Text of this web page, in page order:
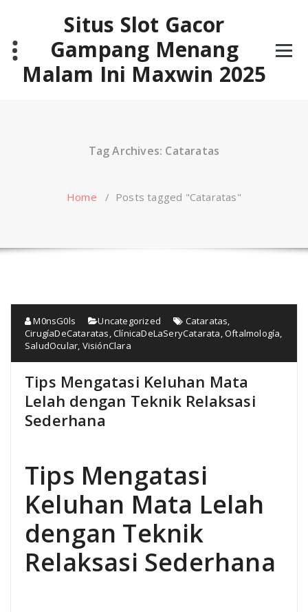
Situs Slot Gacor
Gampang Menang
Malam Ini Maxwin 2025
Tag Archives: Cataratas
Home / Posts tagged "Cataratas"
M0nsG0ls Uncategorized Cataratas
CirugíaDeCataratas ,ClínicaDeLaSeryCatarata ,Oftalmología
SaludOcular VisiónClara
Tips Mengatasi Keluhan Mata
Lelah dengan Teknik Relaksasi
Sederhana
Tips Mengatasi
Keluhan Mata Lelah
dengan Teknik
Relaksasi Sederhana